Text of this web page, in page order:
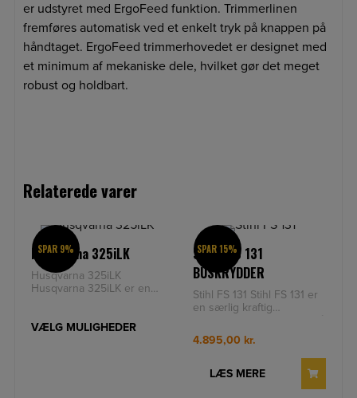
er udstyret med ErgoFeed funktion. Trimmerlinen
fremføres automatisk ved et enkelt tryk på knappen på
håndtaget. ErgoFeed trimmerhovedet er designet med
et minimum af mekaniske dele, hvilket gør det meget
robust og holdbart.
Relaterede varer
SPAR 9%
Husqvarna 325iLK
Husqvarna 325iLK
Husqvarna 325iLK er en
kombitrimmer. Husqvarnas
VÆLG MULIGHEDER
SPAR 15%
STIHL FS 131
BUSKRYDDER
Stihl FS 131 Stihl FS 131 er
en særlig kraftig
marken. Enkel og komfort
4.895,00 kr.
LÆS MERE